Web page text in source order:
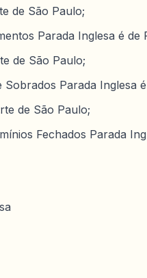
de São Paulo;
Parada Inglesa é de
de São Paulo;
Parada Inglesa
de São Paulo;
Fechados Parada